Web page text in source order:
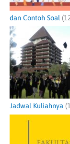
dan Contoh Soal
Jadwal Kuliahnya